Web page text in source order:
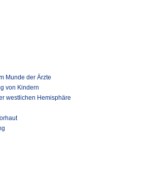
Munde der Ärzte
von Kindern
westlichen Hemisphäre